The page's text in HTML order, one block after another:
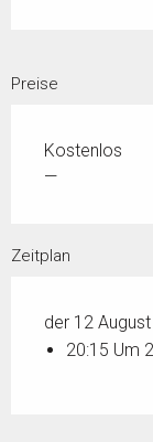
Preise
Kostenlos
—
Zeitplan
der 12
20:15 Um